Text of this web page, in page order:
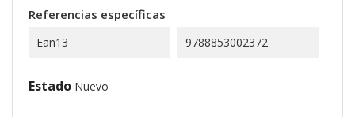
Referencias específicas
Ean13 9788853002372
Estado Nuevo